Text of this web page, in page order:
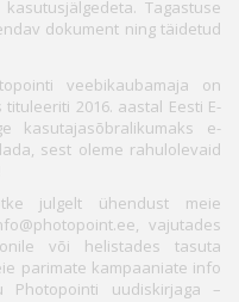
Tagastuse
dokument ning täidetud
veebikaubamaja on
2016. aastal Eesti E-
kasutajasõbralikumaks e-
sest oleme rahulolevaid
julgelt ühendust meie
vajutades
või helistades tasuta
parimate kampaaniate info
Photopointi uudiskirjaga –